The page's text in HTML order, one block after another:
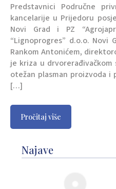
Predstavnici Područne
kancelarije u Prijedoru
Novi Grad i PZ
“Lignoprogres” d.o.o. Novi
Rankom Antonićem,
je kriza u
otežan plasman proizvoda i
[…]
Pročitaj više
Najave